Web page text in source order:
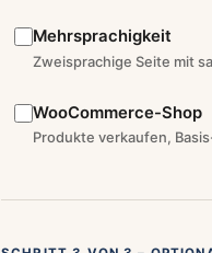
Mehrsprachigkeit
Zweisprachige Seite mit
WooCommerce-Shop
Produkte verkaufen,